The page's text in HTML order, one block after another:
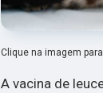
Clique na imagem
A vacina de